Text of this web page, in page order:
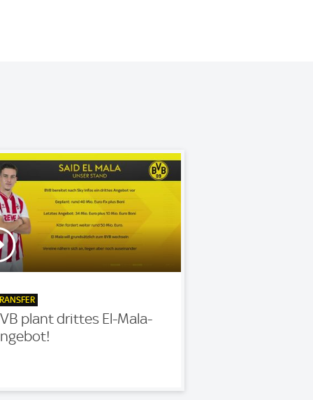
plant drittes El-Mala-